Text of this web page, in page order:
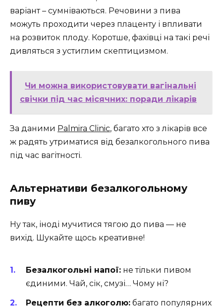
варіант – сумніваються. Речовини з пива
можуть проходити через плаценту і впливати
на розвиток плоду. Коротше, фахівці на такі речі
дивляться з устиглим скептицизмом.
Чи можна використовувати вагінальні
свічки під час місячних: поради лікарів
За даними Palmira Clinic, багато хто з лікарів все
ж радять утриматися від безалкогольного пива
під час вагітності.
Альтернативи безалкогольному
пиву
Ну так, іноді мучитися тягою до пива — не
вихід. Шукайте щось креативне!
Безалкогольні напої: не тільки пивом
єдиними. Чай, сік, смузі… Чому ні?
Рецепти без алкоголю: багато популярних